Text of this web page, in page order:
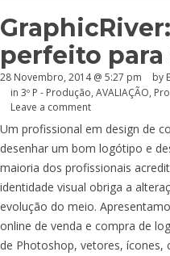
perfeito para
28 Novembro, 2014 @ 5:27 pm by
in 3º P - Produção, AVALIAÇÃO,
Leave a comment
Um profissional em design de
desenhar um bom logótipo e
maioria dos profissionais
identidade visual obriga a
evolução do meio.
online de venda e compra de
de Photoshop, vetores,